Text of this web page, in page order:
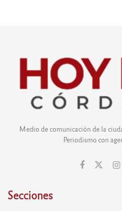
Medio de comunicación de la
Periodismo con
Secciones